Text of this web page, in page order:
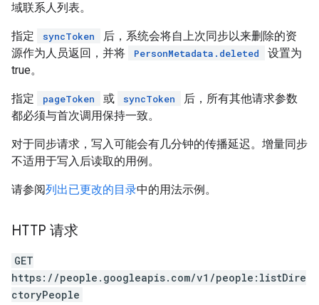
域联系人列表。
指定 syncToken
后，系统会将自上次同步以来删除的资
源作为人员返回，并将
PersonMetadata.deleted
设置为
true。
指定 pageToken 或 syncToken
后，所有其他请求参数
都必须与首次调用保持一致。
对于同步请求，写入可能会有几分钟的传播延迟。增量同步
不适用于写入后读取的用例。
请参阅列出已更改的目录中的用法示例。
HTTP 请求
GET
https://people.googleapis.com/v1/people:listDire
ctoryPeople